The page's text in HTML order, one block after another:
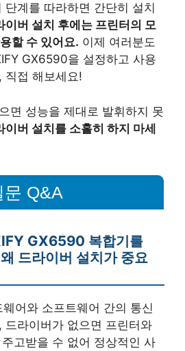
단계를 따라하면 간단히 설치
이버 설치 후에는 프린터의 모
할 수 있어요. 이제 여러분도
GX6590을 설정하고 사용
직접 해보세요!
면 성능을 제대로 발휘하지 못
이버 설치를 소홀히 하지 마세
문 Q&A
GX6590 복합기를
드라이버 설치가 중요
어와 소프트웨어 간의 통신
드라이버가 없으면 프린터와
고받을 수 없어 정상적인 사